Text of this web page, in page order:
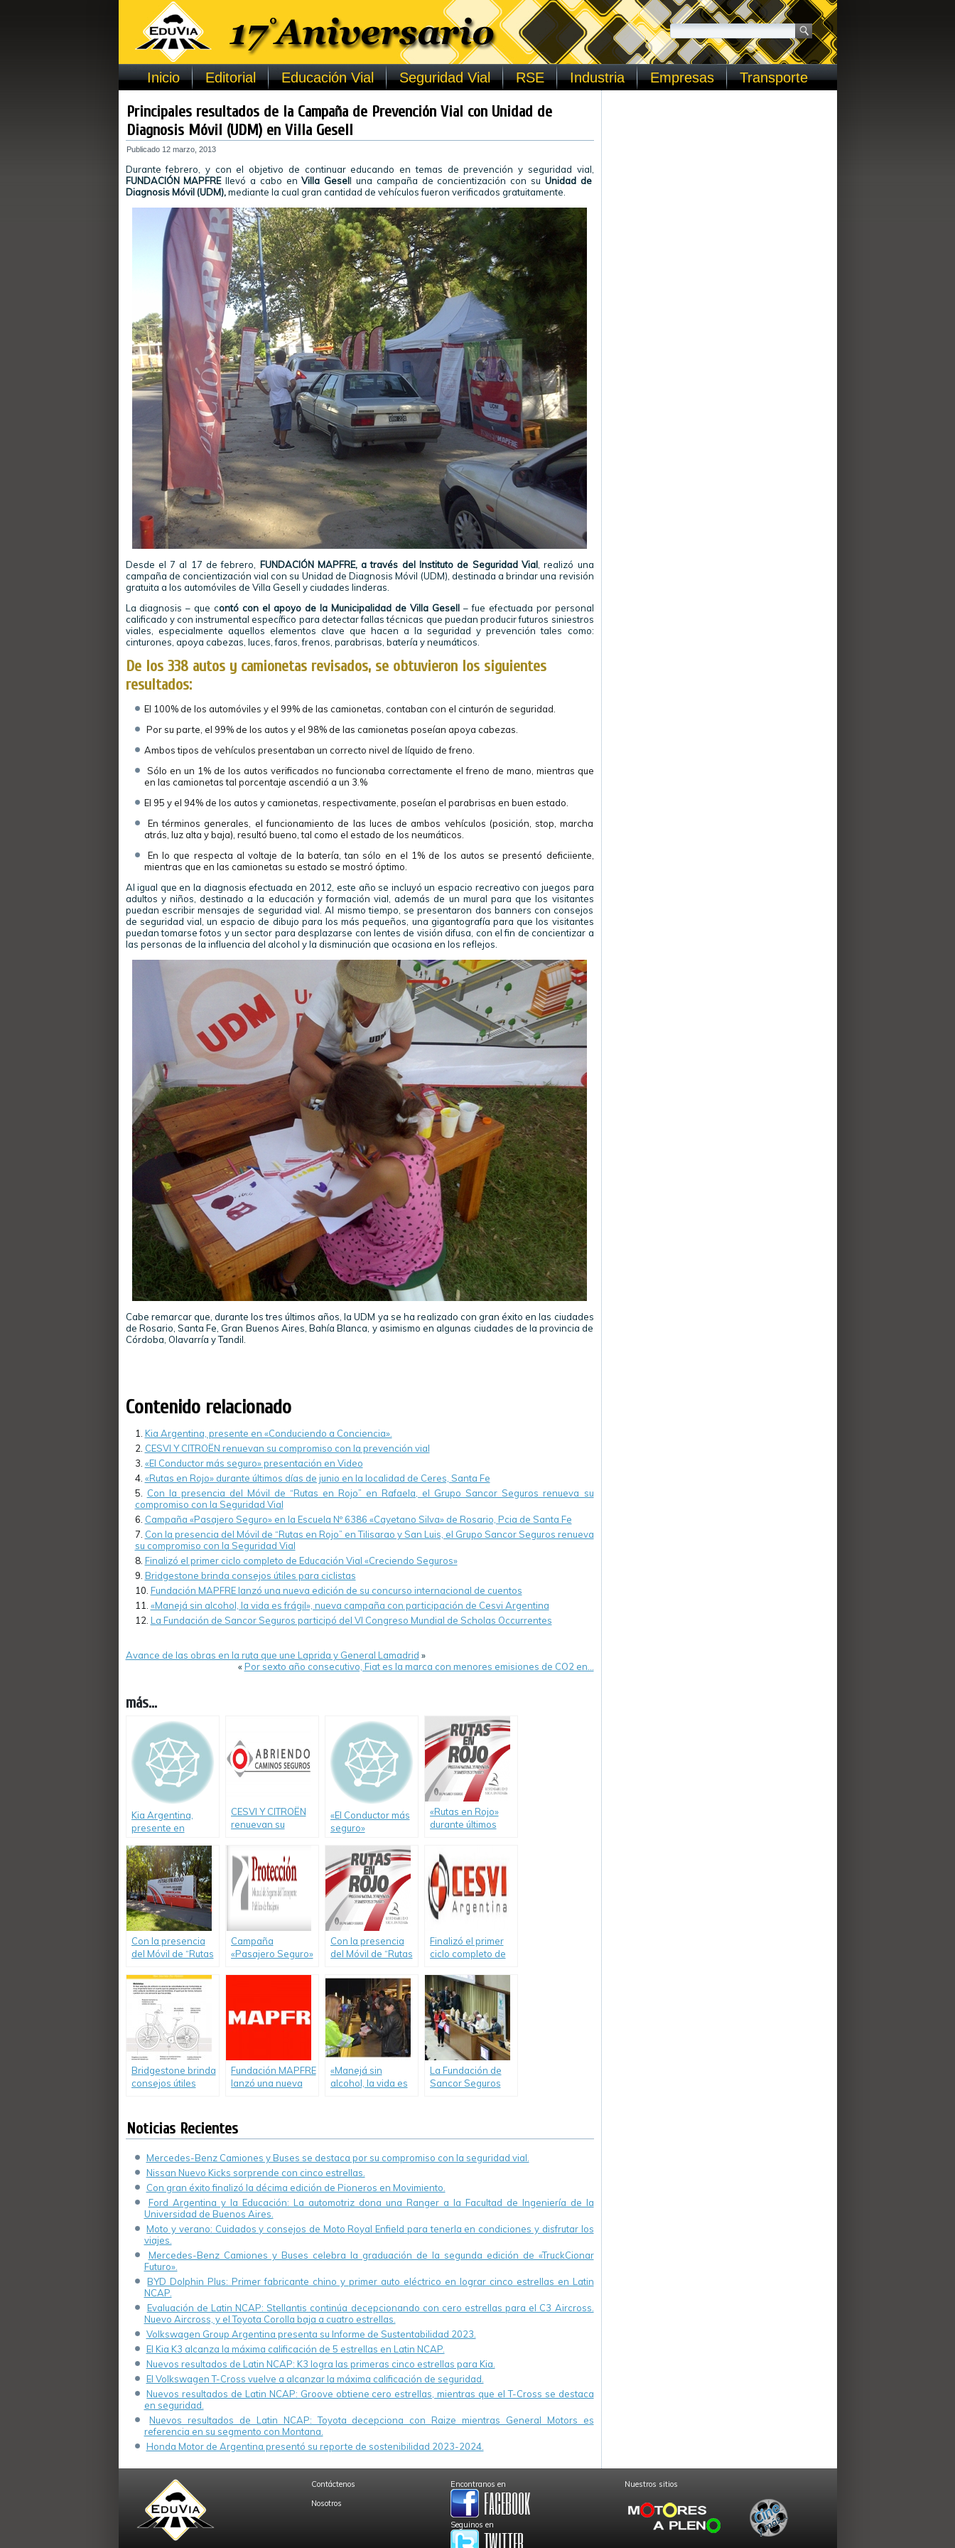
Inicio Editorial Educación Vial Seguridad Vial RSE Industria Empresas Transporte
Principales resultados de la Campaña de Prevención Vial con Unidad de
Diagnosis Móvil (UDM) en Villa Gesell
Publicado 12 marzo, 2013
Durante febrero, y con el objetivo de continuar educando en temas de prevención y seguridad vial,
FUNDACIÓN MAPFREllevó a cabo enVilla Gesell una campaña de concientización con su Unidad de
Diagnosis Móvil (UDM),mediante la cual gran cantidad de vehículos fueron verificados gratuitamente.
Desde el 7 al 17 de febrero, FUNDACIÓN MAPFRE, a través del Instituto de Seguridad Vial, realizó una
campaña de concientización vial con su Unidad de Diagnosis Móvil (UDM), destinada a brindar una revisión
gratuita a los automóviles de Villa Gesell y ciudades linderas.
La diagnosis – que contó con el apoyo de la Municipalidad de Villa Gesell– fue efectuada por personal
calificado y con instrumental específico para detectar fallas técnicas que puedan producir futuros siniestros
viales, especialmente aquellos elementos clave que hacen a la seguridad y prevención tales como:
cinturones, apoya cabezas, luces, faros, frenos, parabrisas, batería y neumáticos.
De los 338 autos y camionetas revisados, se obtuvieron los siguientes
resultados:
El 100% de los automóviles y el 99% de las camionetas, contaban con el cinturón de seguridad.
Por su parte, el 99% de los autos y el 98% de las camionetas poseían apoya cabezas.
Ambos tipos de vehículos presentaban un correcto nivel de líquido de freno.
Sólo en un 1% de los autos verificados no funcionaba correctamente el freno de mano, mientras que
en las camionetas tal porcentaje ascendió a un 3.%
El 95 y el 94% de los autos y camionetas, respectivamente, poseían el parabrisas en buen estado.
En términos generales, el funcionamiento de las luces de ambos vehículos (posición, stop, marcha
atrás, luz alta y baja), resultó bueno, tal como el estado de los neumáticos.
En lo que respecta al voltaje de la batería, tan sólo en el 1% de los autos se presentó deficiiente,
mientras que en las camionetas su estado se mostró óptimo.
Al igual que en la diagnosis efectuada en 2012, este año se incluyó un espacio recreativo con juegos para
adultos y niños, destinado a la educación y formación vial, además de un mural para que los visitantes
puedan escribir mensajes de seguridad vial. Al mismo tiempo, se presentaron dos banners con consejos
de seguridad vial, un espacio de dibujo para los más pequeños, una gigantografía para que los visitantes
puedan tomarse fotos y un sector para desplazarse con lentes de visión difusa, con el fin de concientizar a
las personas de la influencia del alcohol y la disminución que ocasiona en los reflejos.
Cabe remarcar que, durante los tres últimos años, la UDM ya se ha realizado con gran éxito en las ciudades
de Rosario, Santa Fe, Gran Buenos Aires, Bahía Blanca, y asimismo en algunas ciudades de la provincia de
Córdoba, Olavarría y Tandil.
Contenido relacionado
Kia Argentina, presente en «Conduciendo a Conciencia».
CESVI Y CITROËN renuevan su compromiso con la prevención vial
«El Conductor más seguro» presentación en Video
«Rutas en Rojo» durante últimos días de junio en la localidad de Ceres, Santa Fe
Con la presencia del Móvil de “Rutas en Rojo” en Rafaela, el Grupo Sancor Seguros renueva su
compromiso con la Seguridad Vial
Campaña «Pasajero Seguro» en la Escuela Nº 6386 «Cayetano Silva» de Rosario, Pcia de Santa Fe
Con la presencia del Móvil de “Rutas en Rojo” en Tilisarao y San Luis, el Grupo Sancor Seguros renueva
su compromiso con la Seguridad Vial
Finalizó el primer ciclo completo de Educación Vial «Creciendo Seguros»
Bridgestone brinda consejos útiles para ciclistas
Fundación MAPFRE lanzó una nueva edición de su concurso internacional de cuentos
«Manejá sin alcohol, la vida es frágil», nueva campaña con participación de Cesvi Argentina
La Fundación de Sancor Seguros participó del VI Congreso Mundial de Scholas Occurrentes
Avance de las obras en la ruta que une Laprida y General Lamadrid »
«Por sexto año consecutivo, Fiat es la marca con menores emisiones de CO2 en…
más...
Kia Argentina,
presente en
Conciencia».
CESVI Y CITROËN
renuevan su
«El Conductor más
seguro»
Video
«Rutas en Rojo»
durante últimos
Santa Fe
Con la presencia
del Móvil de “Rutas
Rafaela, el Grupo
Sancor Seguros
renueva su
compromiso con la
Seguridad Vial
Campaña
«Pasajero Seguro»
Con la presencia
del Móvil de “Rutas
Tilisarao y San Luis,
el Grupo Sancor
Seguros renueva
su compromiso con
la Seguridad Vial
Finalizó el primer
ciclo completo de
«Creciendo
Seguros»
Bridgestone brinda
consejos útiles
Fundación MAPFRE
lanzó una nueva
cuentos
«Manejá sin
alcohol, la vida es
La Fundación de
Sancor Seguros
Noticias Recientes
Mercedes-Benz Camiones y Buses se destaca por su compromiso con la seguridad vial.
Nissan Nuevo Kicks sorprende con cinco estrellas.
Con gran éxito finalizó la décima edición de Pioneros en Movimiento.
Ford Argentina y la Educación: La automotriz dona una Ranger a la Facultad de Ingeniería de la
Universidad de Buenos Aires.
Moto y verano: Cuidados y consejos de Moto Royal Enfield para tenerla en condiciones y disfrutar los
viajes.
Mercedes-Benz Camiones y Buses celebra la graduación de la segunda edición de «TruckCionar
Futuro».
BYD Dolphin Plus: Primer fabricante chino y primer auto eléctrico en lograr cinco estrellas en Latin
NCAP.
Evaluación de Latin NCAP: Stellantis continúa decepcionando con cero estrellas para el C3 Aircross.
Nuevo Aircross, y el Toyota Corolla baja a cuatro estrellas.
Volkswagen Group Argentina presenta su Informe de Sustentabilidad 2023.
El Kia K3 alcanza la máxima calificación de 5 estrellas en Latin NCAP.
Nuevos resultados de Latin NCAP: K3 logra las primeras cinco estrellas para Kia.
El Volkswagen T-Cross vuelve a alcanzar la máxima calificación de seguridad.
Nuevos resultados de Latin NCAP: Groove obtiene cero estrellas, mientras que el T-Cross se destaca
en seguridad.
Nuevos resultados de Latin NCAP: Toyota decepciona con Raize mientras General Motors es
referencia en su segmento con Montana.
Honda Motor de Argentina presentó su reporte de sostenibilidad 2023-2024.
Contáctenos
Nosotros
Encontranos en
Seguinos en
Nuestros sitios